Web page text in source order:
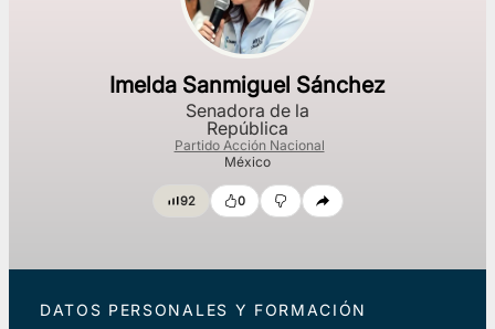
Imelda Sanmiguel Sánchez
Senadora de la
República
Partido Acción Nacional
México
92 0
DATOS PERSONALES Y FORMACIÓN